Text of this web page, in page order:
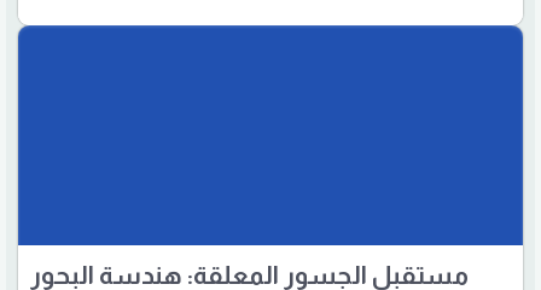
مستقبل الجسور المعلقة: هندسة البحور